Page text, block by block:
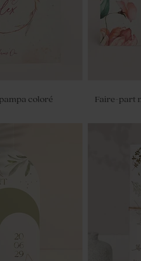
coloré
coloré Faire-part